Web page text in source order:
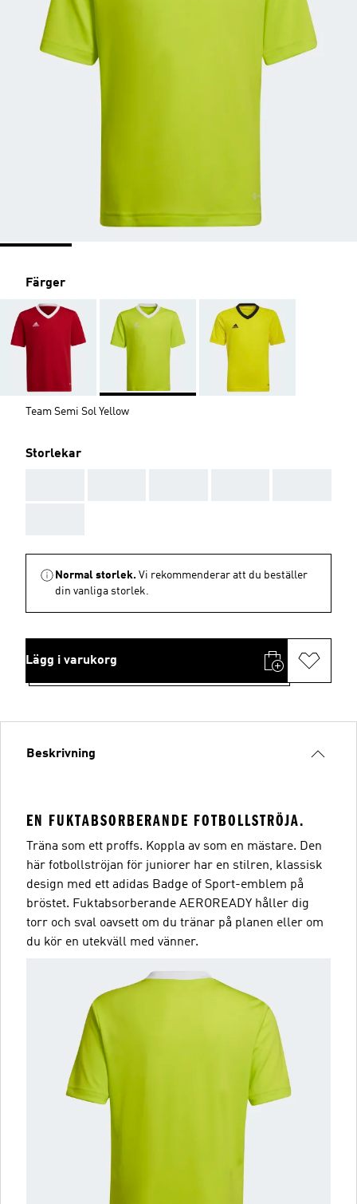
Färger
Team Semi Sol Yellow
Storlekar
Normal storlek. Vi rekommenderar att du beställer
din vanliga storlek.
Lägg i varukorg
Beskrivning
EN FUKTABSORBERANDE FOTBOLLSTRÖJA.
Träna som ett proffs. Koppla av som en mästare. Den
här fotbollströjan för juniorer har en stilren, klassisk
design med ett adidas Badge of Sport-emblem på
bröstet. Fuktabsorberande AEROREADY håller dig
torr och sval oavsett om du tränar på planen eller om
du kör en utekväll med vänner.